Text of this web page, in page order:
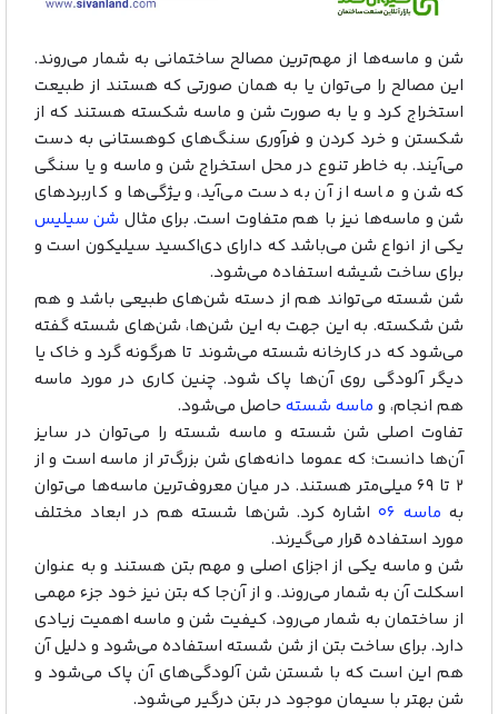
شن و ماسه‌ها از مهم‌ترین مصالح ساختمانی به شمار می‌روند.
این مصالح را می‌توان یا به همان صورتی که هستند از طبیعت
استخراج کرد و یا به صورت شن و ماسه شکسته هستند که از
شکستن و خرد کردن و فرآوری سنگ‌های کوهستانی به دست
می‌آیند. به خاطر تنوع در محل استخراج شن و ماسه و یا سنگی
که شن و ماسه از آن به دست می‌آید، ویژگی‌ها و کاربردهای
شن و ماسه‌ها نیز با هم متفاوت است. برای مثال شن سیلیس
یکی از انواع شن می‌باشد که دارای دی‌اکسید سیلیکون است و
برای ساخت شیشه استفاده می‌شود.
شن شسته می‌تواند هم از دسته شن‌های طبیعی باشد و هم
شن شکسته. به این جهت به این شن‌ها، شن‌های شسته گفته
می‌شود که در کارخانه شسته می‌شوند تا هرگونه گرد و خاک یا
دیگر آلودگی روی آن‌ها پاک شود. چنین کاری در مورد ماسه
هم انجام، و ماسه شستهحاصل می‌شود.
تفاوت اصلی شن شسته و ماسه شسته را می‌توان در سایز
آن‌ها دانست؛ که عموما دانه‌های شن بزرگ‌تر از ماسه است و از
۲ تا ۶۹ میلی‌متر هستند. در میان معروف‌ترین ماسه‌ها می‌توان
به ماسه ۰۶
اشاره کرد. شن‌ها شسته هم در ابعاد مختلف
مورد استفاده قرار می‌گیرند.
شن و ماسه یکی از اجزای اصلی و مهم بتن هستند و به عنوان
اسکلت آن به شمار می‌روند. و از آن‌جا که بتن نیز خود جزء مهمی
از ساختمان به شمار می‌رود، کیفیت شن و ماسه اهمیت زیادی
دارد. برای ساخت بتن از شن شسته استفاده می‌شود و دلیل آن
هم این است که با شستن شن آلودگی‌های آن پاک می‌شود و
شن بهتر با سیمان موجود در بتن درگیر می‌شود.